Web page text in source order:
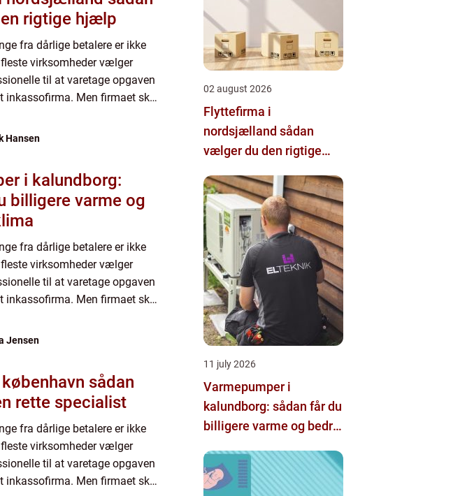
rigtige hjælp
fra dårlige betalere er ikke
virksomheder vælger
til at varetage opgaven
inkassofirma. Men firmaet skal
Hansen
i kalundborg:
billigere varme og
fra dårlige betalere er ikke
virksomheder vælger
til at varetage opgaven
inkassofirma. Men firmaet skal
Jensen
sådan
rette specialist
fra dårlige betalere er ikke
virksomheder vælger
til at varetage opgaven
inkassofirma. Men firmaet skal
02 august 2026
Flyttefirma i
nordsjælland sådan
vælger du den rigtige
11 july 2026
Varmepumper i
kalundborg: sådan får du
billigere varme og bedre